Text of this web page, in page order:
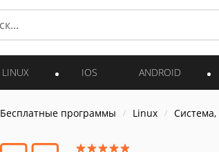
LINUX IOS ANDROID
Бесплатные программы Linux